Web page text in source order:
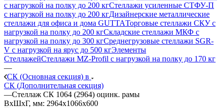
с нагрузкой на полку до 200 кгСтеллажи усиленные СТФУ-П
с нагрузкой на полку до 200 кгДизайнерские металлические
стеллажи для офиса и дома GUTTAТорговые стеллажи СКУ с
нагрузкой на полку до 200 кгСкладские стеллажи МКФ с
нагрузкой на полку до 300 кгСреднегрузовые стеллажи SGR-
V с нагрузкой на ярус до 500 кгЭлементы
СтеллажейСтеллажи MZ-Profil с нагрузкой на полку до 170 кг
—
СК (Основная секция) в
СК (Дополнительная секция)
—Стеллаж СК 1064 (2964) оцинк. рамы
ВхШхГ, мм: 2964x1066x600